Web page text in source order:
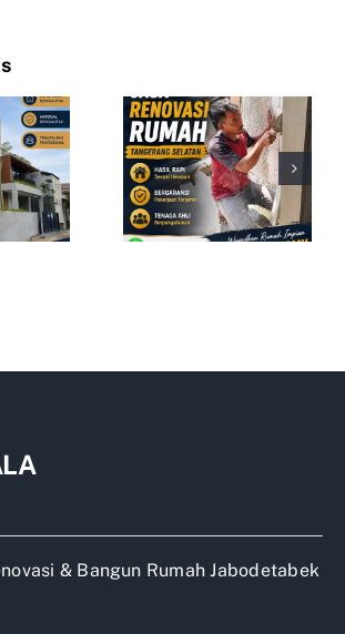
& Bangun Rumah Jabodetabek